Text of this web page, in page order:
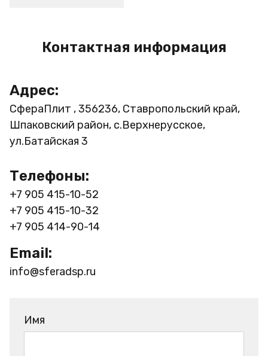
Контактная информация
Адрес:
СфераПлит , 356236, Ставропольский край,
Шпаковский район, с.Верхнерусское,
ул.Батайская 3
Телефоны:
+7 905 415-10-52
+7 905 415-10-32
+7 905 414-90-14
Email:
info@sferadsp.ru
Имя